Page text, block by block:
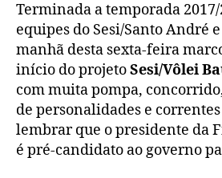
Terminada a temporada 2017/
equipes do Sesi/Santo André
manhã desta sexta-feira
início do projetoSesi/Vôlei
com muita pompa,
de personalidades e
lembrar que o presidente da
é pré-candidato ao governo